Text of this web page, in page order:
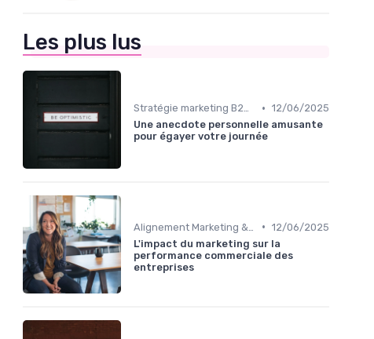
Les plus lus
Stratégie marketing B2B et B2C • 12/06/2025
Une anecdote personnelle amusante
pour égayer votre journée
• 12/06/2025
L'impact du marketing sur la
performance commerciale des
entreprises